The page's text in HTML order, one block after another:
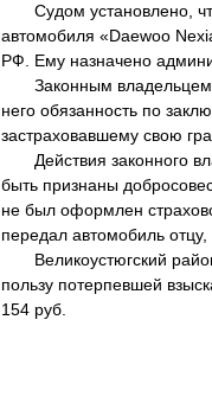
Судом установлено,
автомобиля «Daewoo
РФ. Ему назначено
Законным владельцем
него обязанность по
застраховавшему свою
Действия законного
быть признаны
не был оформлен
передал автомобиль
Великоустюгский
пользу потерпевшей
154 руб.